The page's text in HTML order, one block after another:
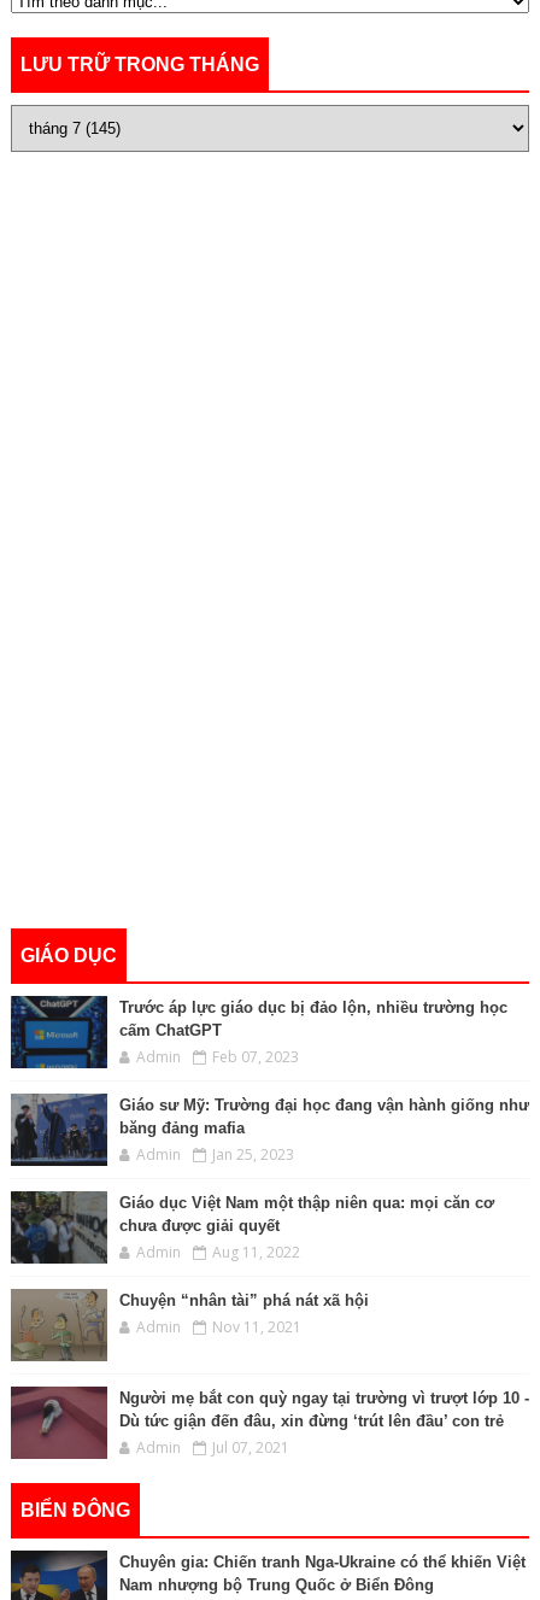
LƯU TRỮ TRONG THÁNG
GIÁO DỤC
Trước áp lực giáo dục bị đảo lộn, nhiều trường học
cấm ChatGPT
Admin Feb 07, 2023
Giáo sư Mỹ: Trường đại học đang vận hành giống như
băng đảng mafia
Admin Jan 25, 2023
Giáo dục Việt Nam một thập niên qua: mọi căn cơ
chưa được giải quyết
Admin Aug 11, 2022
Chuyện “nhân tài” phá nát xã hội
Admin Nov 11, 2021
Người mẹ bắt con quỳ ngay tại trường vì trượt lớp 10 -
Dù tức giận đến đâu, xin đừng ‘trút lên đầu’ con trẻ
Admin Jul 07, 2021
BIỂN ĐÔNG
Chuyên gia: Chiến tranh Nga-Ukraine có thể khiến Việt
Nam nhượng bộ Trung Quốc ở Biển Đông